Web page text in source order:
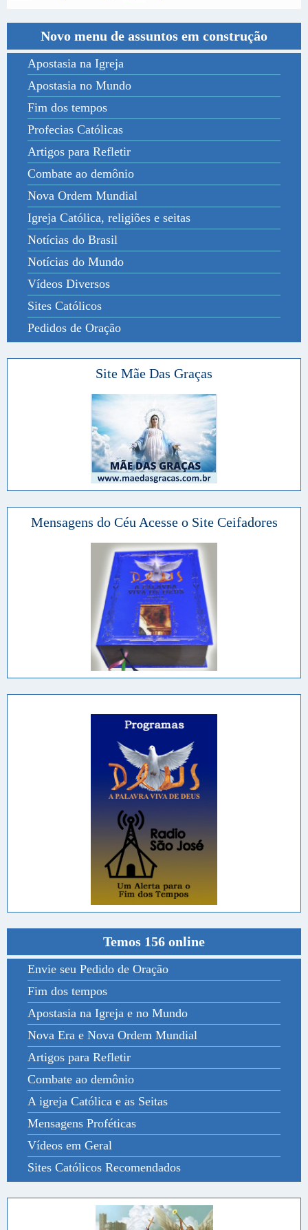
Novo menu de assuntos em construção
Apostasia na Igreja
Apostasia no Mundo
Fim dos tempos
Profecias Católicas
Artigos para Refletir
Combate ao demônio
Nova Ordem Mundial
Igreja Católica, religiões e seitas
Notícias do Brasil
Notícias do Mundo
Vídeos Diversos
Sites Católicos
Pedidos de Oração
Site Mãe Das Graças
Mensagens do Céu Acesse o Site Ceifadores
Temos 156 online
Envie seu Pedido de Oração
Fim dos tempos
Apostasia na Igreja e no Mundo
Nova Era e Nova Ordem Mundial
Artigos para Refletir
Combate ao demônio
A igreja Católica e as Seitas
Mensagens Proféticas
Vídeos em Geral
Sites Católicos Recomendados